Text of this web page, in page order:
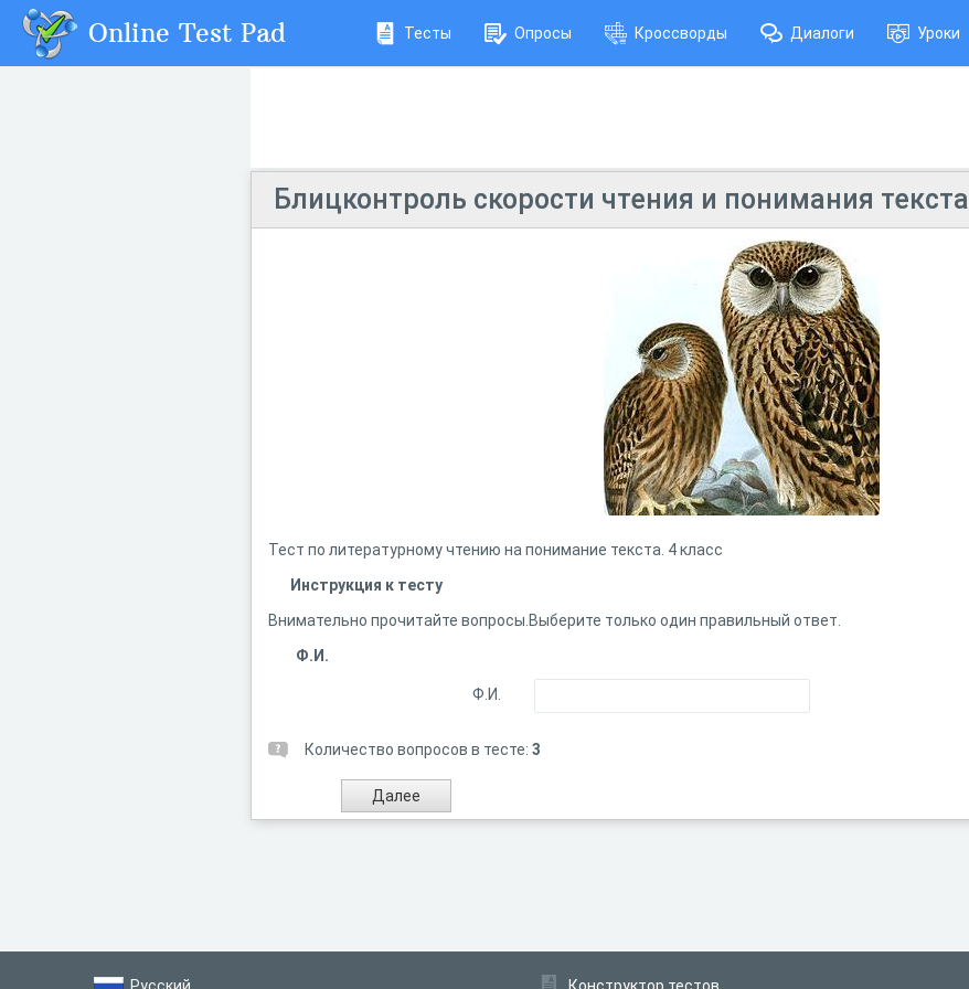
Online Test Pad Тесты Опросы Кроссворды Диалоги Уроки
Блицконтроль скорости чтения и понимания текста
Тест по литературному чтению на понимание текста. 4 класс
Инструкция к тесту
Внимательно прочитайте вопросы.Выберите только один правильный ответ.
Ф.И.
Ф.И.
Количество вопросов в тесте: 3